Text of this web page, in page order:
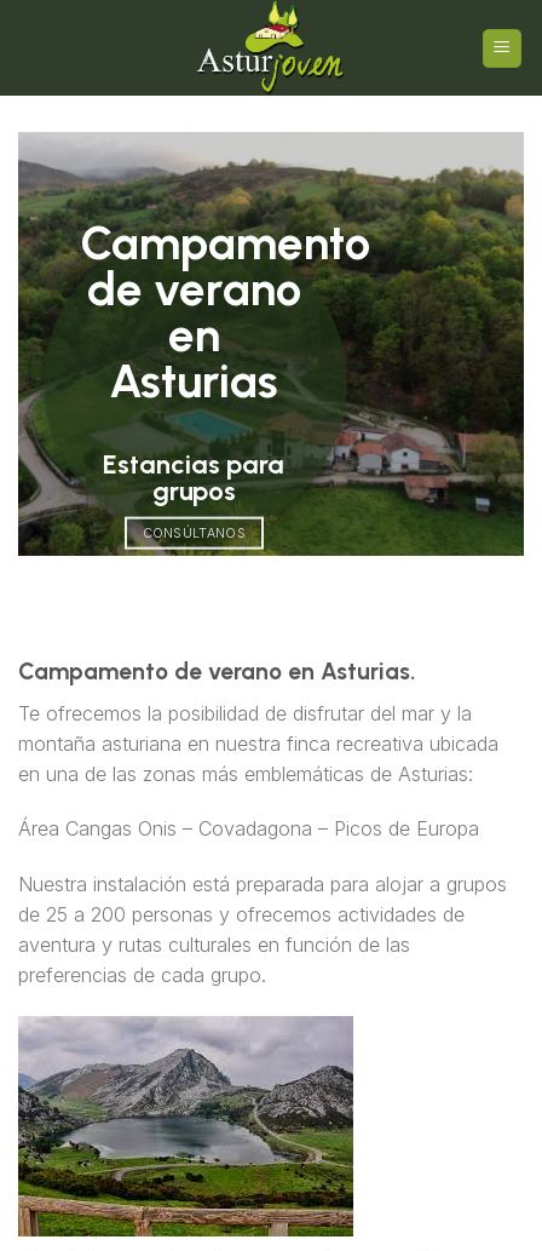
Campamento
de verano
en
Asturias
Estancias para
grupos
CONSÚLTANOS
Campamento de verano en Asturias.
Te ofrecemos la posibilidad de disfrutar del mar y la
montaña asturiana en nuestra finca recreativa ubicada
en una de las zonas más emblemáticas de Asturias:
Área Cangas Onis – Covadagona – Picos de Europa
Nuestra instalación está preparada para alojar a grupos
de 25 a 200 personas y ofrecemos actividades de
aventura y rutas culturales en función de las
preferencias de cada grupo.